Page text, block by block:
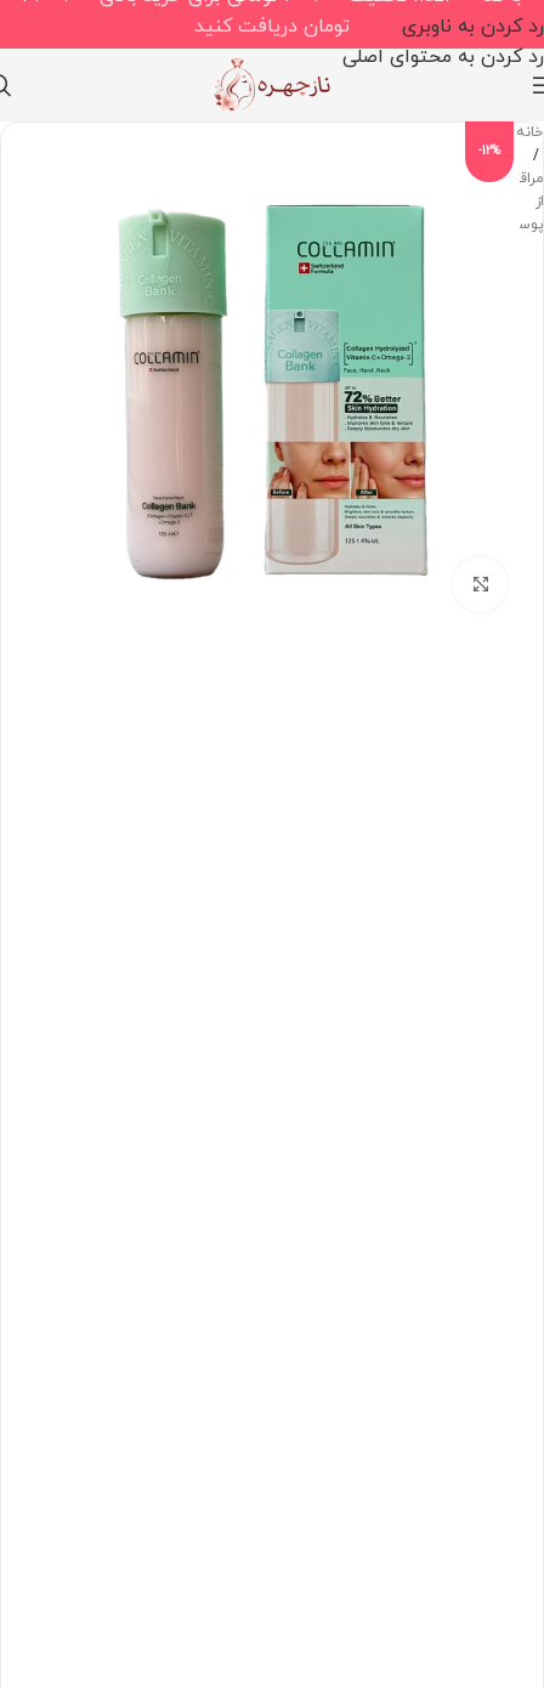
رد کردن به ناوبری
رد کردن به محتوای اصلی
تومان دریافت کنید
خانه
/
مراقبت
از
پوست
-12%
بزرگنمایی تصویر